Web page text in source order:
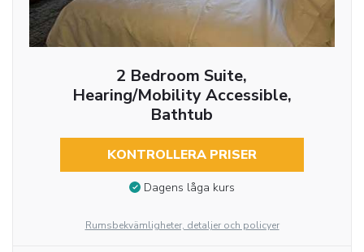
2 Bedroom Suite,
Hearing/Mobility Accessible,
Bathtub
KONTROLLERA PRISER
Dagens låga kurs
Rumsbekvämligheter, detaljer och policyer